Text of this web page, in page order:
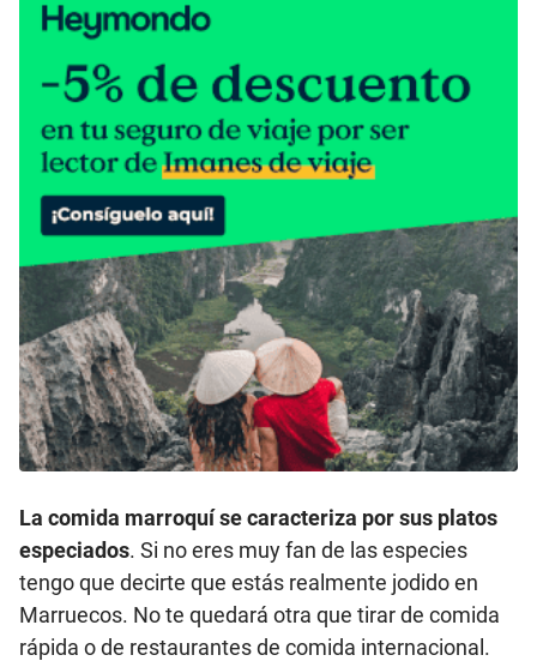
La comida marroquí se caracteriza por sus platos
especiados. Si no eres muy fan de las especies
tengo que decirte que estás realmente jodido en
Marruecos. No te quedará otra que tirar de comida
rápida o de restaurantes de comida internacional.